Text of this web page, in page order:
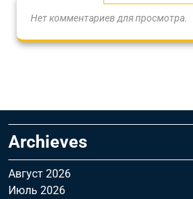
Нет комментариев для просмотра.
Archieves
Август 2026
Июль 2026